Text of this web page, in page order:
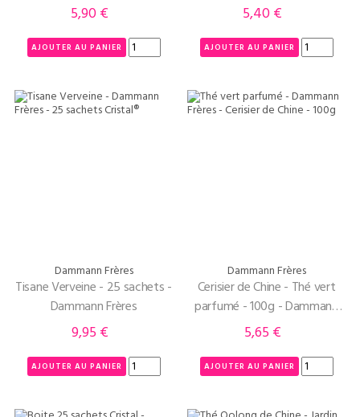
Prix
5,90 €
AJOUTER AU PANIER
Prix
5,40 €
AJOUTER AU PANIER
Dammann Frères
Tisane Verveine - 25 sachets -
Dammann Frères
Prix
9,95 €
AJOUTER AU PANIER
Dammann Frères
Cerisier de Chine - Thé vert
parfumé - 100g - Dammann
Frères
Prix
5,65 €
AJOUTER AU PANIER